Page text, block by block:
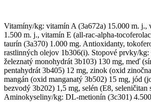
Vitamíny/kg: vitamín A (3a672a) 15.000 m. j.,
1.500 m. j., vitamín E (all-rac-alpha-
taurín (3a370) 1.000 mg. Antioxidanty,
rastlinných olejov 1b306(i). Stopové prvky/kg:
železnatý monohydrát 3b103) 130 mg, meď
pentahydrát 3b405) 12 mg, zinok (oxid
mangán (oxid manganatý 3b502) 15 mg, jód
bezvodý 3b202) 1,5 mg, selén (E8, seleničitan
Aminokyseliny/kg: DL-metionín (3c301)